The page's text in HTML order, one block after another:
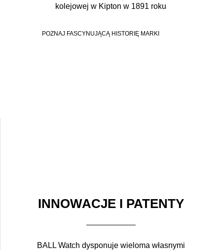
kolejowej w Kipton w 1891 roku
POZNAJ FASCYNUJĄCĄ HISTORIĘ MARKI
INNOWACJE I PATENTY
BALL Watch dysponuje wieloma własnymi